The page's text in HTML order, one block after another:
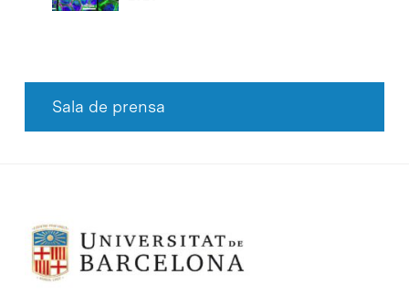
Sala de prensa